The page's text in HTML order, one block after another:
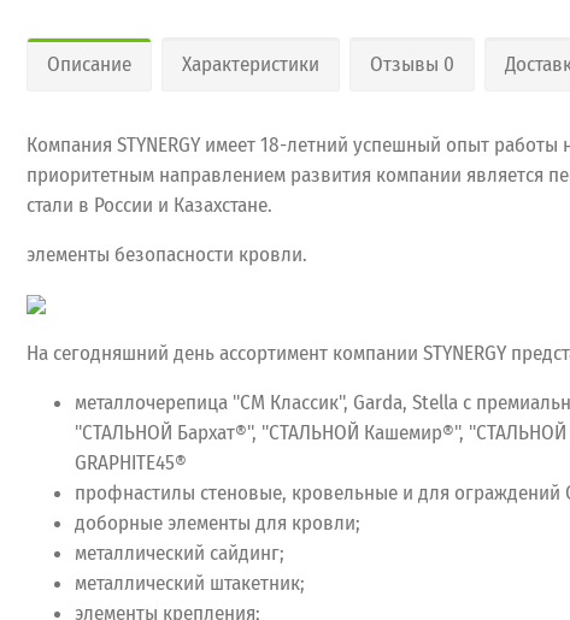
Описание Характеристики Отзывы 0
Компания STYNERGY имеет 18-летний успешный опыт
приоритетным направлением развития компании является
стали в России и Казахстане.
элементы безопасности кровли.
На сегодняшний день ассортимент компании STYNERGY
металлочерепица "СМ Классик", Garda, Stella с
"СТАЛЬНОЙ Бархат®", "СТАЛЬНОЙ Кашемир®", "СТАЛЬНОЙ
GRAPHITE45®
профнастилы стеновые, кровельные и для ограждений
доборные элементы для кровли;
металлический сайдинг;
металлический штакетник;
элементы крепления;